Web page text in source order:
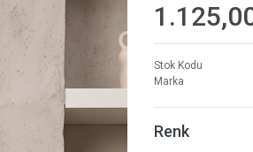
Stok Kodu
Marka
Renk